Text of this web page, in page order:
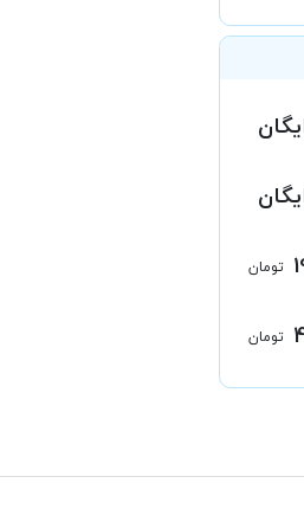
تومان
تومان